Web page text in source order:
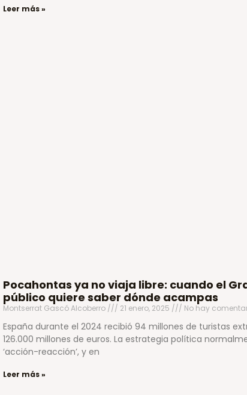
Leer más »
Pocahontas ya no viaja libre: cuando el
público quiere saber dónde acampas
Montserrat Gascó Alcoberro 21 enero, 2025 No hay
España durante el 2024 recibió 94 millones de turistas
126.000 millones de euros. La estrategia política
‘acción-reacción’, y en
Leer más »